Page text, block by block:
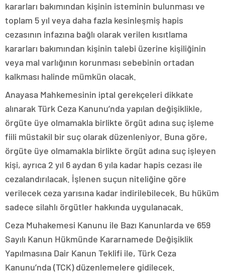
kararları bakımından kişinin isteminin bulunması ve
toplam 5 yıl veya daha fazla kesinleşmiş hapis
cezasının infazına bağlı olarak verilen kısıtlama
kararları bakımından kişinin talebi üzerine kişiliğinin
veya mal varlığının korunması sebebinin ortadan
kalkması halinde mümkün olacak.
Anayasa Mahkemesinin iptal gerekçeleri dikkate
alınarak Türk Ceza Kanunu’nda yapılan değişiklikle,
örgüte üye olmamakla birlikte örgüt adına suç işleme
fiili müstakil bir suç olarak düzenleniyor. Buna göre,
örgüte üye olmamakla birlikte örgüt adına suç işleyen
kişi, ayrıca 2 yıl 6 aydan 6 yıla kadar hapis cezası ile
cezalandırılacak. İşlenen suçun niteliğine göre
verilecek ceza yarısına kadar indirilebilecek. Bu hüküm
sadece silahlı örgütler hakkında uygulanacak.
Ceza Muhakemesi Kanunu ile Bazı Kanunlarda ve 659
Sayılı Kanun Hükmünde Kararnamede Değişiklik
Yapılmasına Dair Kanun Teklifi ile, Türk Ceza
Kanunu’nda (TCK) düzenlemelere gidilecek.